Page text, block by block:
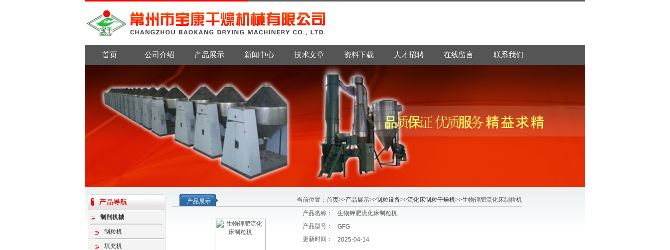
首页 公司介绍 产品展示 新闻中心 技术文章 资料下载 人才招聘 在线留言 联系我们
制剂机械
制粒机
填充机
产品展示 当前位置： 首页>>产品展示>>制粒设备>>流化床制粒干燥机>>生物钾肥流化床制粒机
产品名称：
生物钾肥流化床制粒机
产品型号：
GFG
更新时间：
2025-04-14